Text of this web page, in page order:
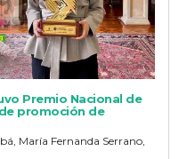
Premio Nacional de
promoción de
María Fernanda Serrano,